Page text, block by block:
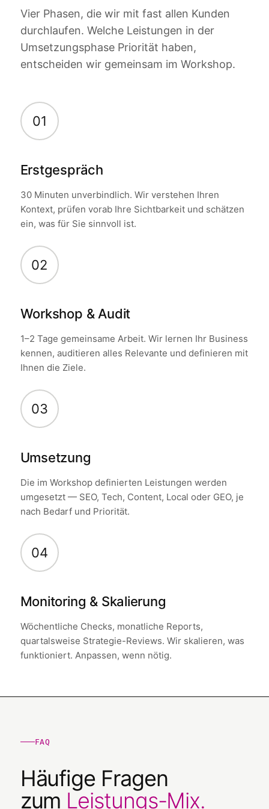
Vier Phasen, die wir mit fast allen Kunden
durchlaufen. Welche Leistungen in der
Umsetzungsphase Priorität haben,
entscheiden wir gemeinsam im Workshop.
01
Erstgespräch
30 Minuten unverbindlich. Wir verstehen Ihren
Kontext, prüfen vorab Ihre Sichtbarkeit und schätzen
ein, was für Sie sinnvoll ist.
02
Workshop & Audit
1–2 Tage gemeinsame Arbeit. Wir lernen Ihr Business
kennen, auditieren alles Relevante und definieren mit
Ihnen die Ziele.
03
Umsetzung
Die im Workshop definierten Leistungen werden
umgesetzt — SEO, Tech, Content, Local oder GEO, je
nach Bedarf und Priorität.
04
Monitoring & Skalierung
Wöchentliche Checks, monatliche Reports,
quartalsweise Strategie-Reviews. Wir skalieren, was
funktioniert. Anpassen, wenn nötig.
FAQ
Häufige Fragen
zum Leistungs-Mix.